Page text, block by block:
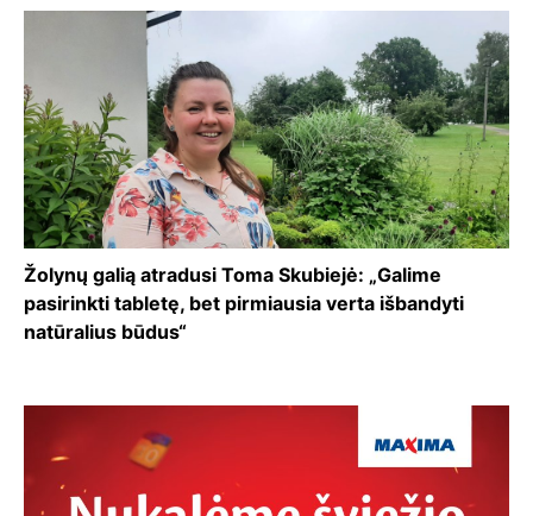
Žolynų galią atradusi Toma Skubiejė: „Galime
pasirinkti tabletę, bet pirmiausia verta išbandyti
natūralius būdus“